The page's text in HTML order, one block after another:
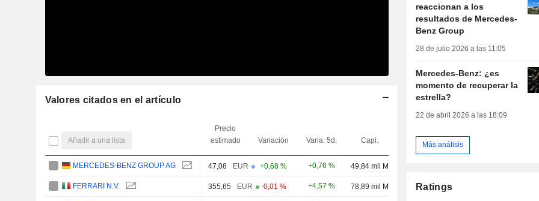
Valores citados en el artículo
Añadir a una lista
Precio
estimado
Variación Varia. 5d. Capi.
MERCEDES-BENZ GROUP AG 47,08 EUR +0,68 % +0,76 % 49,84 mil M
FERRARI N.V. 355,65 EUR -0,01 % +4,57 % 78,89 mil M
reaccionan a los
resultados de Mercedes-
Benz Group
28 de julio 2026 a las 11:05
Mercedes-Benz: ¿es
momento de recuperar la
estrella?
22 de abril 2026 a las 18:09
Más análisis
Ratings